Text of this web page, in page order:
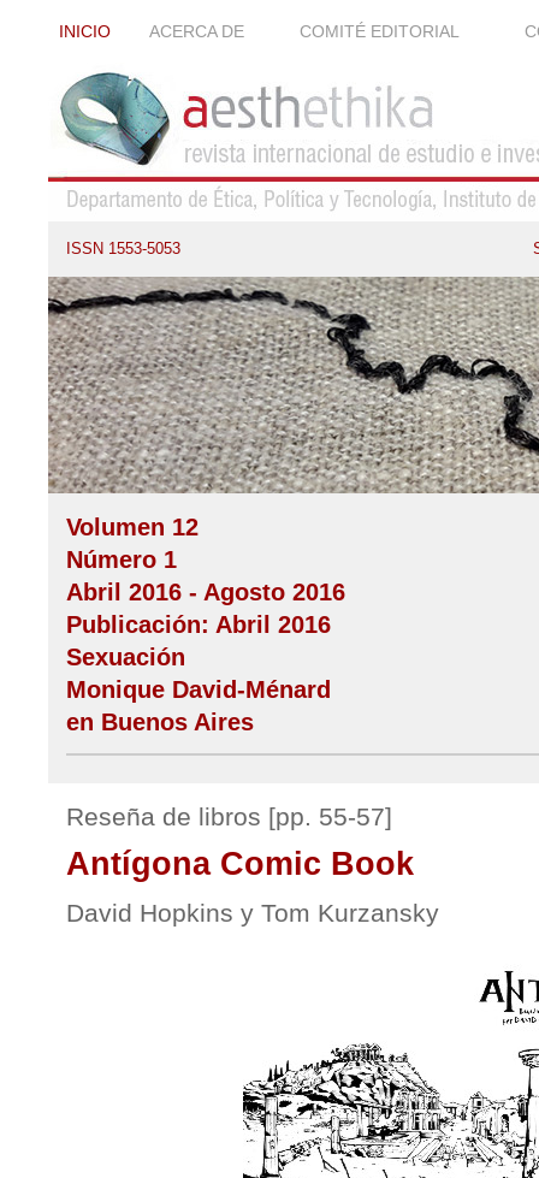
INICIO ACERCA DE COMITÉ EDITORIAL
ISSN 1553-5053
Volumen 12
Número 1
Abril 2016 - Agosto 2016
Publicación: Abril 2016
Sexuación
Monique David-Ménard
en Buenos Aires
Reseña de libros [pp. 55-57]
Antígona Comic Book
David Hopkins y Tom Kurzansky